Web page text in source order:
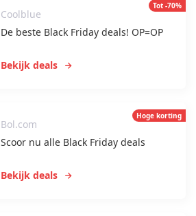
Tot -70%
Coolblue
De beste Black Friday deals! OP=OP
Bekijk deals
Hoge korting
Bol.com
Scoor nu alle Black Friday deals
Bekijk deals